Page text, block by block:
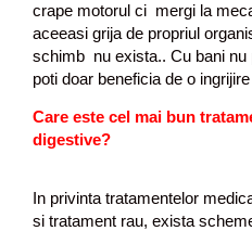
crape motorul ci mergi la
aceeasi grija de propriul
schimb nu exista.. Cu bani nu
poti doar beneficia de o
Care este cel mai bun
digestive?
In privinta tratamentelor
si tratament rau, exista